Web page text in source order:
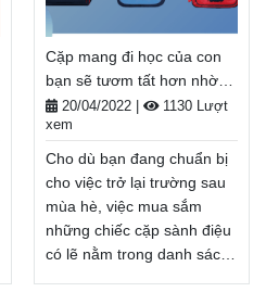
bảng. Bạn sẽ thấy sự hiện
đại hóa trong những chiếc
cặp học sinh này.
Balodep.shop|Chuyên Balo-
Túi xách–Vali đẹp.
FreeShip toàn quốc, Miễn
phí đổi trả hàng, thanh toán
tiền khi nhận hàng.
Xem thêm
Cặp mang đi học của con
bạn sẽ tươm tất hơn nhờ
những mẹo này -
Balodep.shop
20/04/2022
1130 Lượt
xem
Cho dù bạn đang chuẩn bị
cho việc trở lại trường sau
mùa hè, việc mua sắm
những chiếc cặp sành điệu
có lẽ nằm trong danh sách